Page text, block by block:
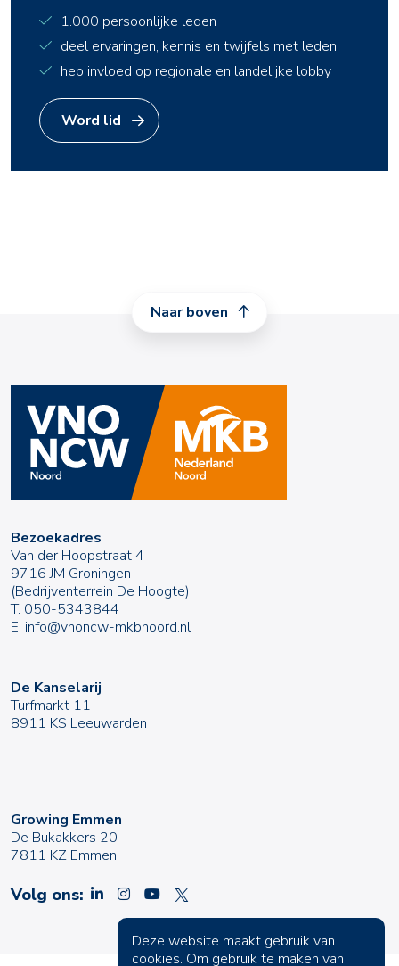
1.000 persoonlijke leden
deel ervaringen, kennis en twijfels met leden
heb invloed op regionale en landelijke lobby
Word lid
Naar boven
Bezoekadres
Van der Hoopstraat 4
9716 JM Groningen
(Bedrijventerrein De Hoogte)
T. 050-5343844
E. info@vnoncw-mkbnoord.nl
De Kanselarij
Turfmarkt 11
8911 KS Leeuwarden
Growing Emmen
De Bukakkers 20
7811 KZ Emmen
Volg ons:
Deze website maakt gebruik van
cookies. Om gebruik te maken van